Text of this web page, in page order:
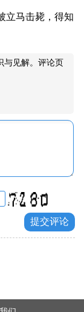
立马击毙，得知
与见解。评论页